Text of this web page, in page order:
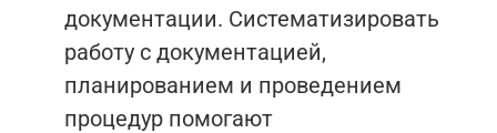
документации. Систематизировать
работу с документацией,
планированием и проведением
процедур помогают